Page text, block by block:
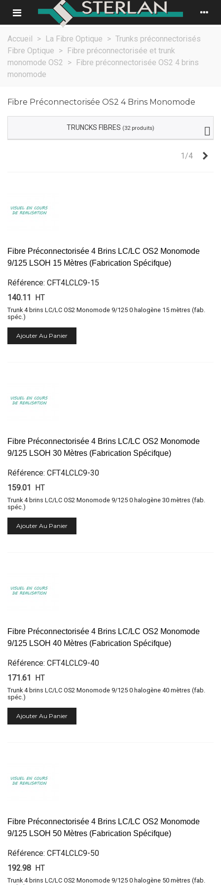
Accueil > La Fibre Optique > Trunks préconnectorisés
Fibre Optique > Fibre préconnectorisée et trunk
monomode OS2 > Fibre préconnectorisée OS2 4 brins
monomode
Fibre Préconnectorisée OS2 4 Brins Monomode
TRUNCKS FIBRES (32 produits)
1/4
Fibre Préconnectorisée 4 Brins LC/LC OS2 Monomode
9/125 LSOH 15 Mètres (Fabrication Spécifque)
Référence: CFT4LCLC9-15
140.11 HT
Trunk 4 brins LC/LC OS2 Monomode 9/125 0 halogène 15 mètres (fab.
spéc.)
Ajouter Au Panier
Fibre Préconnectorisée 4 Brins LC/LC OS2 Monomode
9/125 LSOH 30 Mètres (Fabrication Spécifque)
Référence: CFT4LCLC9-30
159.01 HT
Trunk 4 brins LC/LC OS2 Monomode 9/125 0 halogène 30 mètres (fab.
spéc.)
Ajouter Au Panier
Fibre Préconnectorisée 4 Brins LC/LC OS2 Monomode
9/125 LSOH 40 Mètres (Fabrication Spécifque)
Référence: CFT4LCLC9-40
171.61 HT
Trunk 4 brins LC/LC OS2 Monomode 9/125 0 halogène 40 mètres (fab.
spéc.)
Ajouter Au Panier
Fibre Préconnectorisée 4 Brins LC/LC OS2 Monomode
9/125 LSOH 50 Mètres (Fabrication Spécifque)
Référence: CFT4LCLC9-50
192.98 HT
Trunk 4 brins LC/LC OS2 Monomode 9/125 0 halogène 50 mètres (fab.